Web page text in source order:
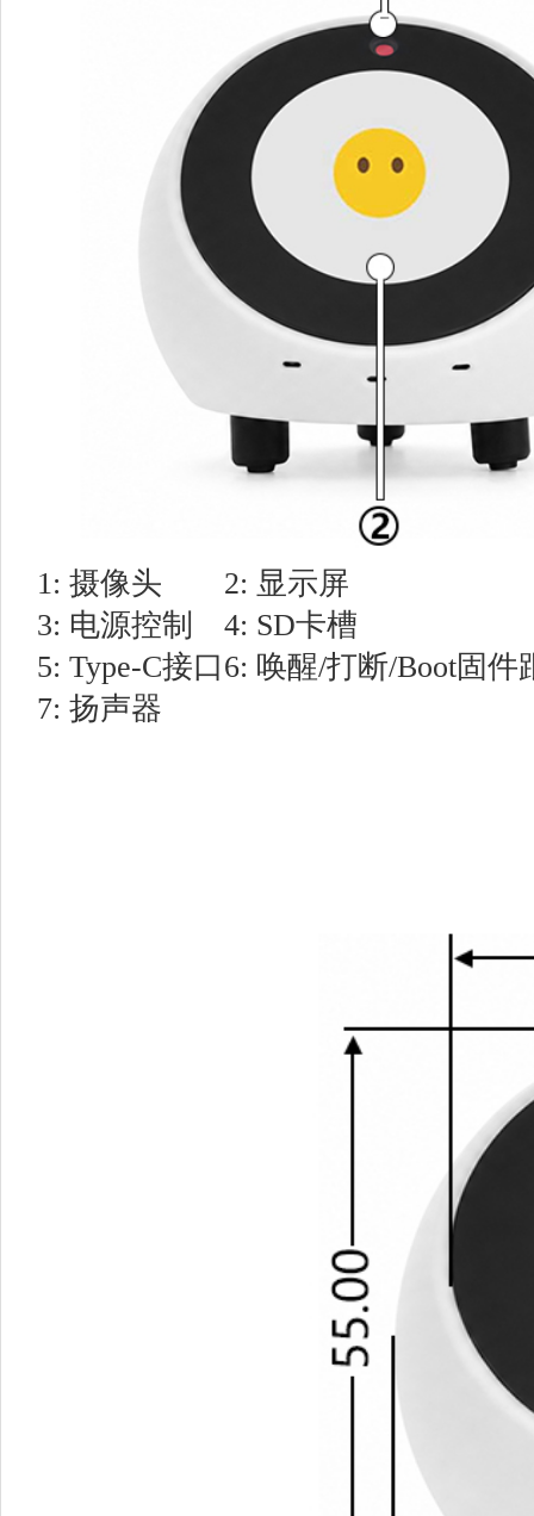
1: 摄像头
2: 显示屏
3: 电源控制
4: SD卡槽
5: Type-C接口6: 唤醒/打断/Boot固件
7: 扬声器